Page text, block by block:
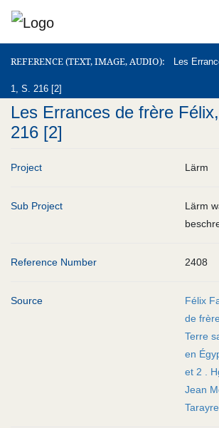
REFERENCE (TEXT, IMAGE, AUDIO) Les
1, S. 216 [2]
REFERENCE (TEXT, IMAGE,
Les Errances de frère
216 [2]
Project Lärm
Sub Project
Lärm
Reference Number 2408
Source
Félix
de
Terre
en
et 2 .
Jean